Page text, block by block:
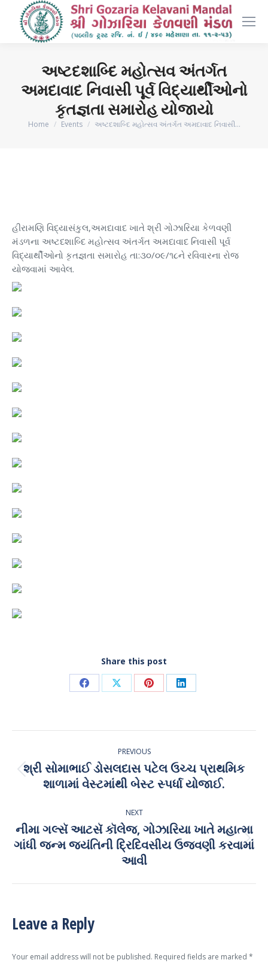
અષ્ટદશાબ્દિ મહોત્સવ અંતર્ગત
અમદાવાદ નિવાસી પૂર્વ વિદ્યાર્થીઓનો
કૃતજ્ઞતા સમારોહ યોજાયો
You are here:
Home Events અષ્ટદશાબ્દિ મહોત્સવ અંતર્ગત અમદાવાદ નિવાસી…
હીરામણિ વિદ્યાસંકુલ,અમદાવાદ ખાતે શ્રી ગોઝારિયા કેળવણી
મંડળના અષ્ટદશાબ્દિ મહોત્સવ અંતર્ગત અમદાવાદ નિવાસી પૂર્વ
વિદ્યાર્થીઓનો કૃતજ્ઞતા સમારોહ તા:૩૦/૦૯/૧૮ને રવિવારના રોજ
યોજવામાં આવેલ.
Share this post
Share
Facebook
Share
X
Share
Pinterest
Share
LinkedIn
navigation
PREVIOUS
Previous
post:
શ્રી સોમાભાઈ ડોસલદાસ પટેલ ઉચ્ચ પ્રાથમિક
શાળામાં વેસ્ટમાંથી બેસ્ટ સ્પર્ધા યોજાઈ.
NEXT
Next
post:
નીમા ગલ્સૅ આટસૅ કૉલેજ, ગોઝારિયા ખાતે મહાત્મા
ગાંધી જન્મ જયંતિની દ્રિદિવસીય ઉજવણી કરવામાં
આવી
Leave a Reply
Your email address will not be published. Required fields are marked *